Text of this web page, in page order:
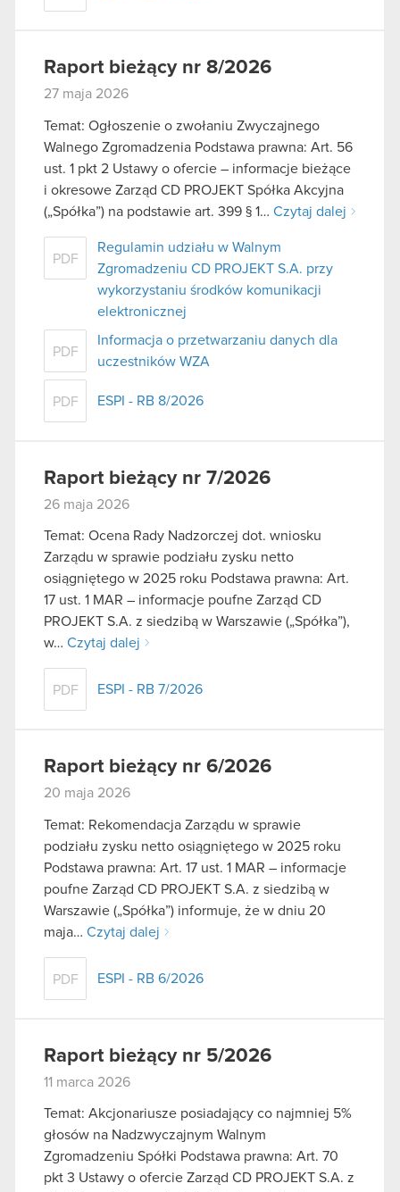
Raport bieżący nr 8/2026
27 maja 2026
Temat: Ogłoszenie o zwołaniu Zwyczajnego
Walnego Zgromadzenia Podstawa prawna: Art. 56
ust. 1 pkt 2 Ustawy o ofercie – informacje bieżące
i okresowe Zarząd CD PROJEKT Spółka Akcyjna
(„Spółka”) na podstawie art. 399 § 1… Czytaj dalej
PDF
Regulamin udziału w Walnym
Zgromadzeniu CD PROJEKT S.A. przy
wykorzystaniu środków komunikacji
elektronicznej
PDF
Informacja o przetwarzaniu danych dla
uczestników WZA
PDF ESPI - RB 8/2026
Raport bieżący nr 7/2026
26 maja 2026
Temat: Ocena Rady Nadzorczej dot. wniosku
Zarządu w sprawie podziału zysku netto
osiągniętego w 2025 roku Podstawa prawna: Art.
17 ust. 1 MAR – informacje poufne Zarząd CD
PROJEKT S.A. z siedzibą w Warszawie („Spółka”),
w… Czytaj dalej
PDF ESPI - RB 7/2026
Raport bieżący nr 6/2026
20 maja 2026
Temat: Rekomendacja Zarządu w sprawie
podziału zysku netto osiągniętego w 2025 roku
Podstawa prawna: Art. 17 ust. 1 MAR – informacje
poufne Zarząd CD PROJEKT S.A. z siedzibą w
Warszawie („Spółka”) informuje, że w dniu 20
maja… Czytaj dalej
PDF ESPI - RB 6/2026
Raport bieżący nr 5/2026
11 marca 2026
Temat: Akcjonariusze posiadający co najmniej 5%
głosów na Nadzwyczajnym Walnym
Zgromadzeniu Spółki Podstawa prawna: Art. 70
pkt 3 Ustawy o ofercie Zarząd CD PROJEKT S.A. z